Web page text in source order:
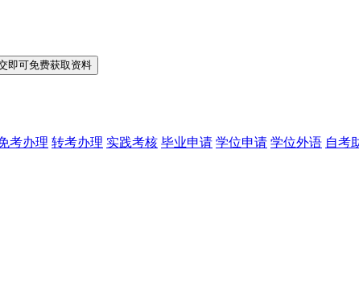
考办理 转考办理 实践考核 毕业申请 学位申请 学位外语 自考